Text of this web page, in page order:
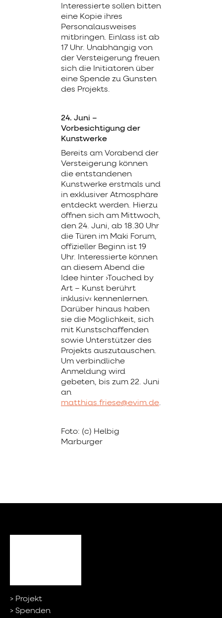
Interessierte sollen bitten
eine Kopie ihres
Personalausweises
mitbringen. Einlass ist ab
17 Uhr. Unabhängig von
der Versteigerung freuen
sich die Initiatoren über
eine Spende zu Gunsten
des Projekts.
24. Juni –
Vorbesichtigung der
Kunstwerke
Bereits am Vorabend der
Versteigerung können
die entstandenen
Kunstwerke erstmals und
in exklusiver Atmosphäre
entdeckt werden. Hierzu
öffnen sich am Mittwoch,
den 24. Juni, ab 18.30 Uhr
die Türen im Maki Forum,
offizieller Beginn ist 19
Uhr. Interessierte können
an diesem Abend die
Idee hinter ›Touched by
Art – Kunst berührt
inklusiv‹ kennenlernen.
Darüber hinaus haben
sie die Möglichkeit, sich
mit Kunstschaffenden
sowie Unterstützer des
Projekts auszutauschen.
Um verbindliche
Anmeldung wird
gebeten, bis zum 22. Juni
an
matthias.friese@evim.de.
Foto: (c) Helbig
Marburger
Projekt
Spenden